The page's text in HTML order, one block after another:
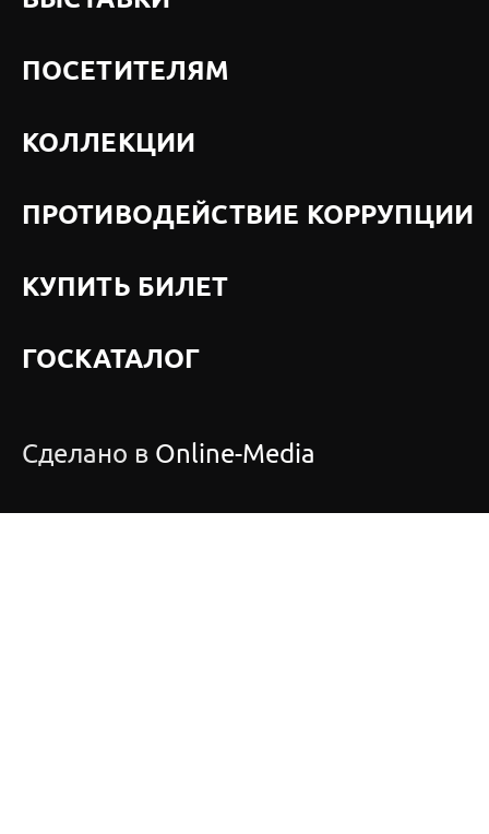
ПОСЕТИТЕЛЯМ
КОЛЛЕКЦИИ
ПРОТИВОДЕЙСТВИЕ КОРРУПЦИИ
КУПИТЬ БИЛЕТ
ГОСКАТАЛОГ
Сделано в Online-Media